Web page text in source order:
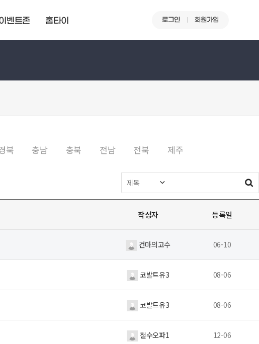
벤트존 홈타이 로그인 회원가입
북 충남 충북 전남 전북 제주
작성자 등록일
건마의고수 06-10
코발트유3 08-06
코발트유3 08-06
철수오파1 12-06